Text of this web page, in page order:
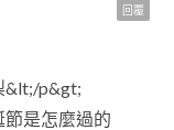
&lt;/p&gt;
是怎麼過的
回覆